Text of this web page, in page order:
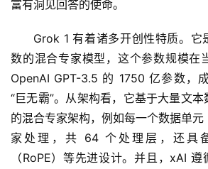
富有洞见回答的使命。
Grok 1 有着诸多开创性特质。
数的混合专家模型，这个参数规模在
OpenAI GPT-3.5 的 1750 亿参数，
“巨无霸”。从架构看，它基于大量文
的混合专家架构，例如每一个数据单
家处理，共 64 个处理层，还具
（RoPE）等先进设计。并且，xAI